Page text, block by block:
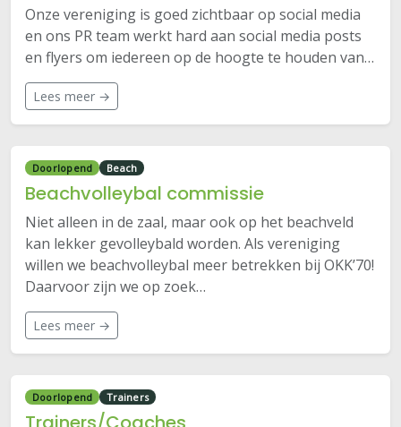
Onze vereniging is goed zichtbaar op social media
en ons PR team werkt hard aan social media posts
en flyers om iedereen op de hoogte te houden van…
Lees meer →
Doorlopend Beach
Beachvolleybal commissie
Niet alleen in de zaal, maar ook op het beachveld
kan lekker gevolleybald worden. Als vereniging
willen we beachvolleybal meer betrekken bij OKK’70!
Daarvoor zijn we op zoek…
Lees meer →
Doorlopend Trainers